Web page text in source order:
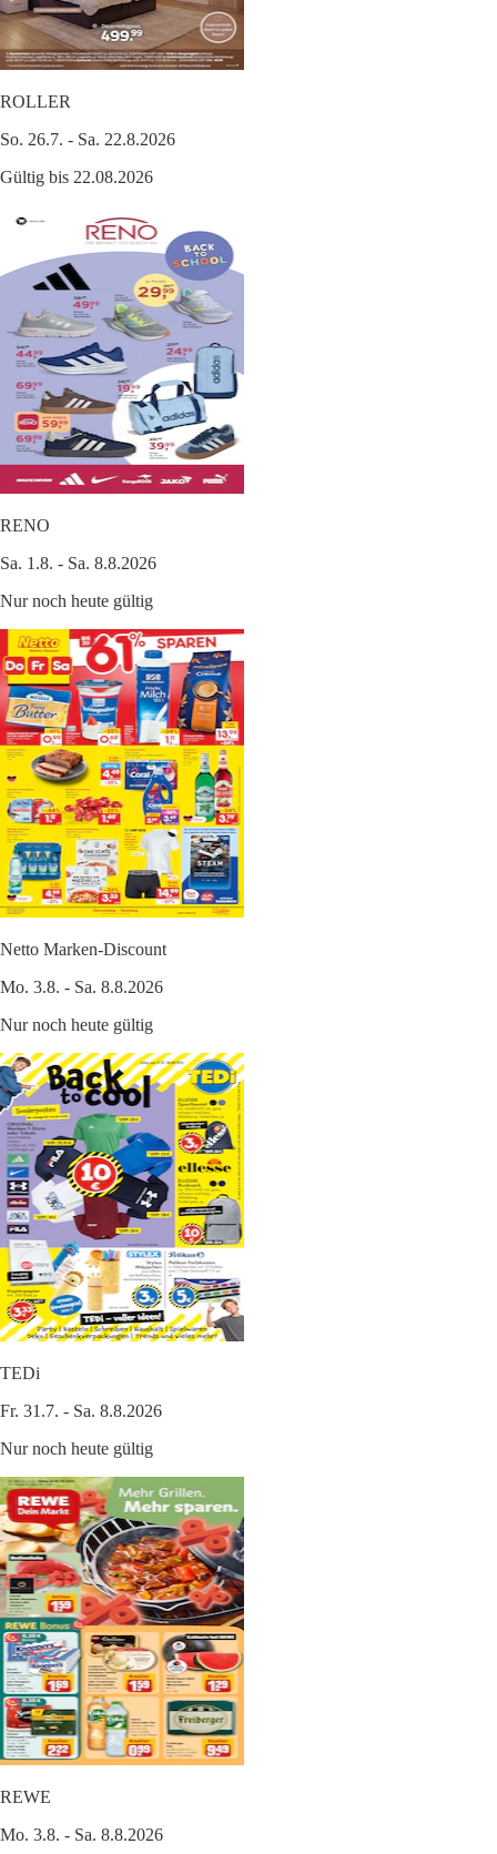
ROLLER
So. 26.7. - Sa. 22.8.2026
Gültig bis 22.08.2026
RENO
Sa. 1.8. - Sa. 8.8.2026
Nur noch heute gültig
Netto Marken-Discount
Mo. 3.8. - Sa. 8.8.2026
Nur noch heute gültig
TEDi
Fr. 31.7. - Sa. 8.8.2026
Nur noch heute gültig
REWE
Mo. 3.8. - Sa. 8.8.2026